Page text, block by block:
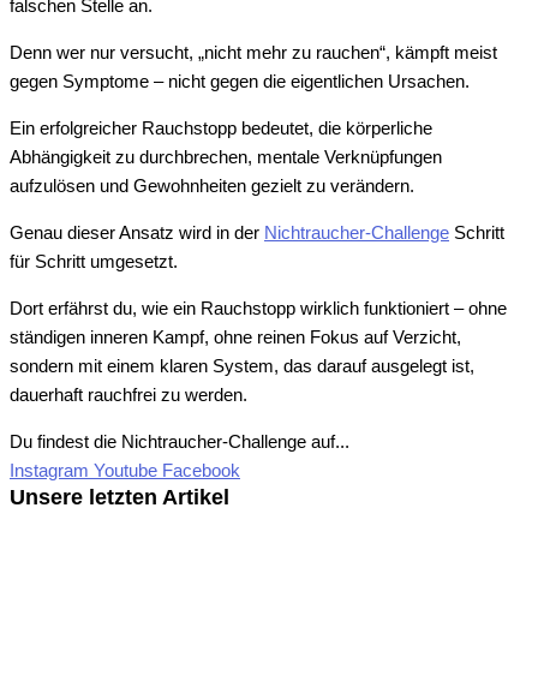
falschen Stelle an.
Denn wer nur versucht, „nicht mehr zu rauchen“, kämpft meist
gegen Symptome – nicht gegen die eigentlichen Ursachen.
Ein erfolgreicher Rauchstopp bedeutet, die körperliche
Abhängigkeit zu durchbrechen, mentale Verknüpfungen
aufzulösen und Gewohnheiten gezielt zu verändern.
Genau dieser Ansatz wird in der Nichtraucher-Challenge Schritt
für Schritt umgesetzt.
Dort erfährst du, wie ein Rauchstopp wirklich funktioniert – ohne
ständigen inneren Kampf, ohne reinen Fokus auf Verzicht,
sondern mit einem klaren System, das darauf ausgelegt ist,
dauerhaft rauchfrei zu werden.
Du findest die Nichtraucher-Challenge auf...
Instagram Youtube Facebook
Unsere letzten Artikel